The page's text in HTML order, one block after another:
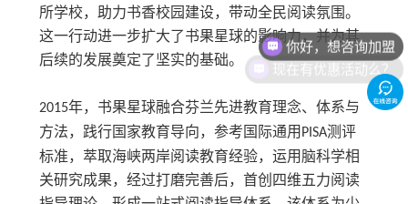
所学校，助力书香校园建设，带动全民阅读氛围。
这一行动进一步扩大了书果星球的影响力，并为其
后续的发展奠定了坚实的基础。
2015年，书果星球融合芬兰先进教育理念、体系与
方法，践行国家教育导向，参考国际通用 PISA测评
标准，萃取海峡两岸阅读教育经验，运用脑科学相
关研究成果，经过打磨完善后，首创四维五力阅读
你好，想咨询加盟
现在有优惠活动么？